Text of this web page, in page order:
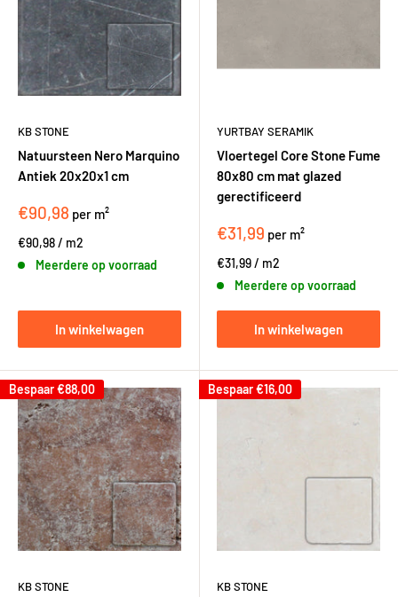
KB STONE
Natuursteen Nero Marquino
Antiek 20x20x1 cm
€90,98 per m²
€90,98/ m2
Meerdere op voorraad
In winkelwagen
YURTBAY SERAMIK
Vloertegel Core Stone Fume
80x80 cm mat glazed
gerectificeerd
€31,99 per m²
€31,99/ m2
Meerdere op voorraad
In winkelwagen
Bespaar€88,00
KB STONE
Bespaar€16,00
KB STONE